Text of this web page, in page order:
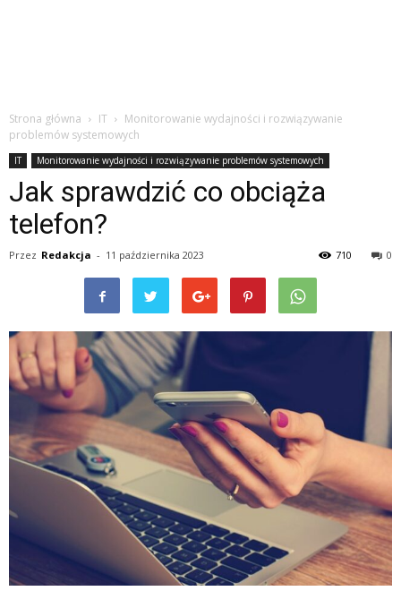
Strona główna IT
Monitorowanie wydajności i rozwiązywanie
problemów systemowych
IT Monitorowanie wydajności i rozwiązywanie problemów systemowych
Jak sprawdzić co obciąża
telefon?
Przez Redakcja - 11 października 2023 0
710